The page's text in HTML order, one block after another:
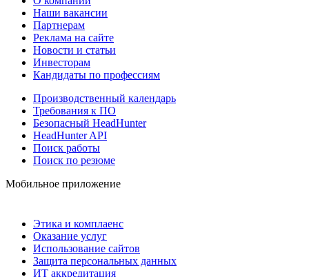
Наши вакансии
Партнерам
Реклама на сайте
Новости и статьи
Инвесторам
Кандидаты по профессиям
Производственный календарь
Требования к ПО
Безопасный HeadHunter
HeadHunter API
Поиск работы
Поиск по резюме
Мобильное приложение
Этика и комплаенс
Оказание услуг
Использование сайтов
Защита персональных данных
ИТ аккредитация